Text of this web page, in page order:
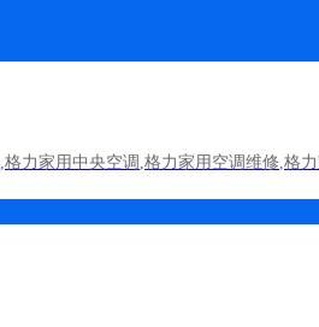
,格力家用中央空调 ,格力家用空调维修,格